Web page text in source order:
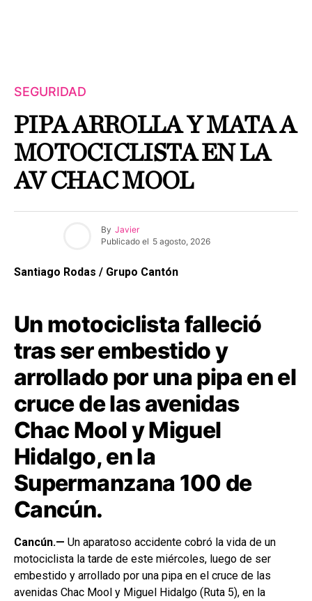
SEGURIDAD
PIPA ARROLLA Y MATA A
MOTOCICLISTA EN LA
AV CHAC MOOL
By Javier
Publicado el 5 agosto, 2026
Santiago Rodas / Grupo Cantón
Un motociclista falleció
tras ser embestido y
arrollado por una pipa en el
cruce de las avenidas
Chac Mool y Miguel
Hidalgo, en la
Supermanzana 100 de
Cancún.
Cancún.— Un aparatoso accidente cobró la vida de un
motociclista la tarde de este miércoles, luego de ser
embestido y arrollado por una pipa en el cruce de las
avenidas Chac Mool y Miguel Hidalgo (Ruta 5), en la